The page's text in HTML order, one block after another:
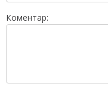
Коментар: